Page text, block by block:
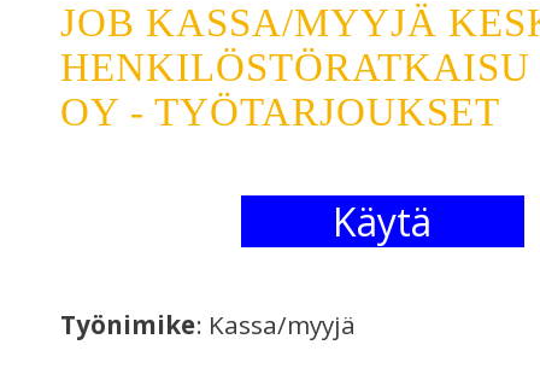
JOB KASSA/MYYJÄ
OY - TYÖTARJOUKSET
Käytä
Työnimike: Kassa/myyjä